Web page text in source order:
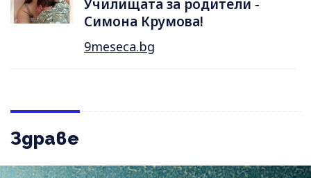
Училищата за родители -
Симона Крумова!
9meseca.bg
Здраве